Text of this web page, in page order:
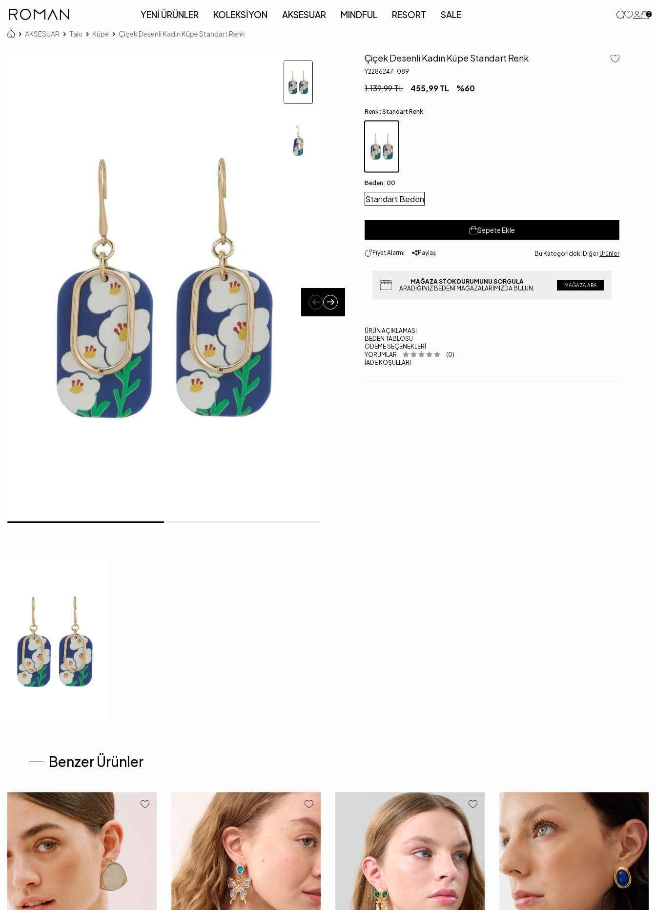
YENİ ÜRÜNLER KOLEKSİYON AKSESUAR MINDFUL RESORT SALE 0
AKSESUAR Takı Küpe Çiçek Desenli Kadın Küpe Standart Renk
Çiçek Desenli Kadın Küpe Standart Renk
Y2286247_089
1.139,99TL 455,99TL %60
Renk : Standart Renk
Beden : 00
Standart Beden
Sepete Ekle
Fiyat Alarmı Paylaş Bu Kategorideki Diğer Ürünler
MAĞAZA STOK DURUMUNU SORGULA
ARADIĞINIZ BEDENI MAĞAZALARIMIZDA BULUN.
MAĞAZA ARA
ÜRÜN AÇIKLAMASI
BEDEN TABLOSU
ÖDEME SEÇENEKLERI
YORUMLAR
(0)
İADE KOŞULLARI
Benzer Ürünler